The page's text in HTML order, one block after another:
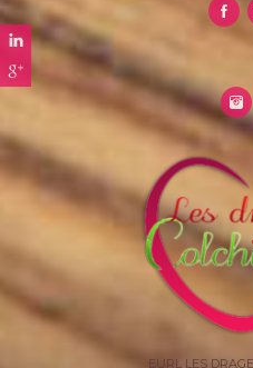
EURL LES